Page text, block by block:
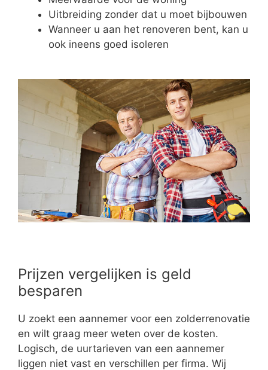
Uitbreiding zonder dat u moet bijbouwen
Wanneer u aan het renoveren bent, kan u
ook ineens goed isoleren
Prijzen vergelijken is geld
besparen
U zoekt een aannemer voor een zolderrenovatie
en wilt graag meer weten over de kosten.
Logisch, de uurtarieven van een aannemer
liggen niet vast en verschillen per firma. Wij